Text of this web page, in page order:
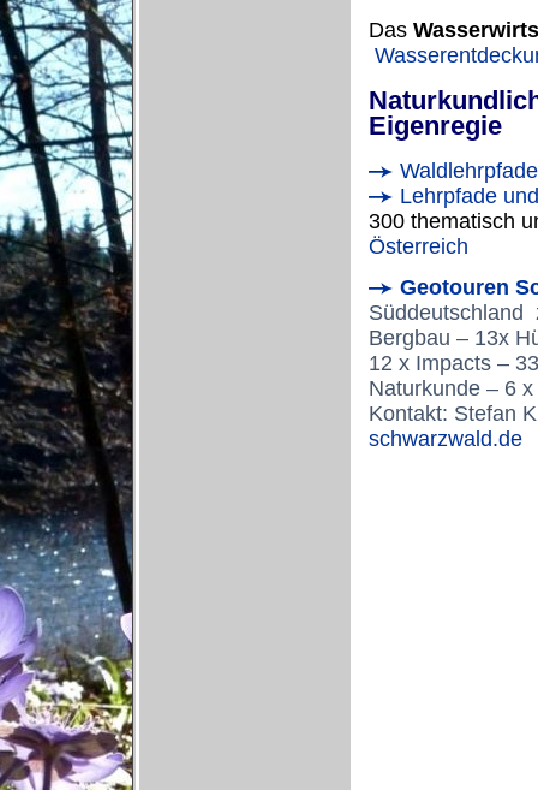
Das
Eigenregie
Waldlehrpfade
Lehrpfade
300 thematisch
Österreich
Geotouren
Süddeutschland
Bergbau – 13x
12 x Impacts –
Naturkunde – 6
Kontakt: Stefan
schwarzwald.de